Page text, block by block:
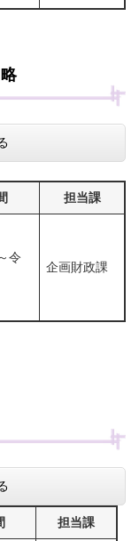
担当課
令
企画財政課
担当課